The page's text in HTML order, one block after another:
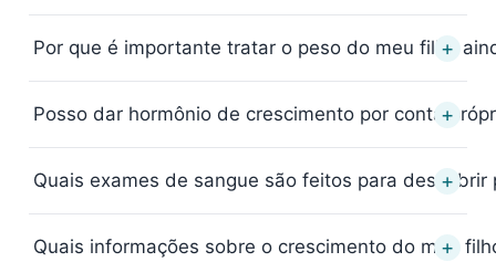
Por que é importante tratar o peso do meu filho
+
Posso dar hormônio de crescimento por conta+
Quais exames de sangue são feitos para descobrir
+
Quais informações sobre o crescimento do meu
+